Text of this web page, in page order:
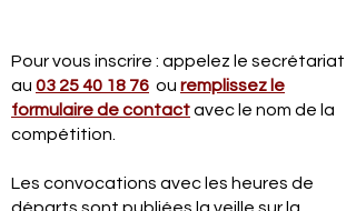
Pour vous inscrire : appelez le secrétariat
au 03 25 40 18 76 ou remplissez le
formulaire de contactavec le nom de la
compétition.
Les convocations avec les heures de